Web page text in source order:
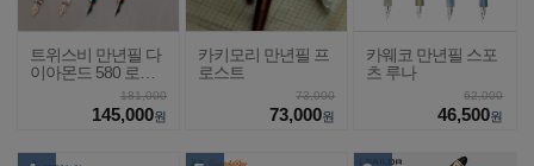
트위스비 만년필 다
이아몬드 580 로즈
181,000
145,000원
카키모리 만년필 프
로스트
73,000
73,000원
카웨코 만년필 스포
츠 루나
62,000
46,500원